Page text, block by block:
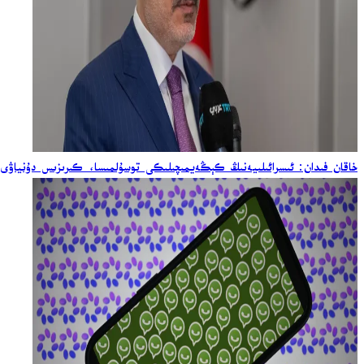
خاقان فىدان: ئىسرائىلىيەنىڭ كېڭەيمىچىلىكى توسۇلمىسا، كىرىزىس